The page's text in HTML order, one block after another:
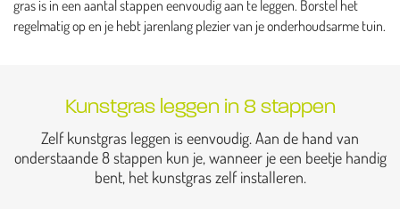
gras is in een aantal stappen eenvoudig aan te leggen. Borstel het
regelmatig op en je hebt jarenlang plezier van je onderhoudsarme tuin.
Kunstgras leggen in 8 stappen
Zelf kunstgras leggen is eenvoudig. Aan de hand van
onderstaande 8 stappen kun je, wanneer je een beetje handig
bent, het kunstgras zelf installeren.